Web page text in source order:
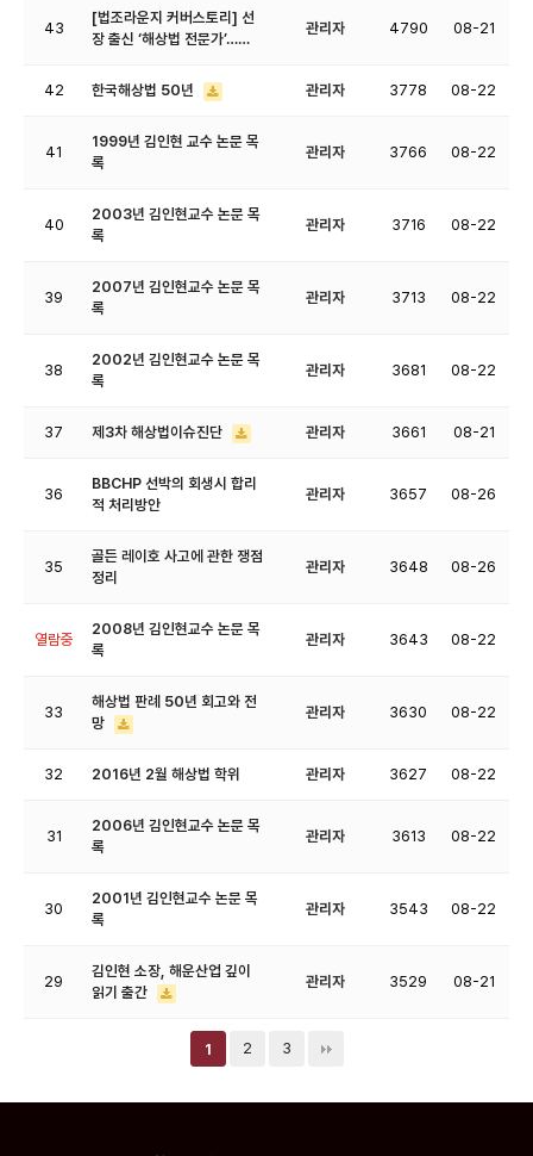
43
[법조라운지 커버스토리] 선
장 출신 ‘해상법 전문가’……
관리자 4790 08-21
42 한국해상법 50년 관리자 3778 08-22
41
1999년 김인현 교수 논문 목
록
관리자 3766 08-22
40
2003년 김인현교수 논문 목
록
관리자 3716 08-22
39
2007년 김인현교수 논문 목
록
관리자 3713 08-22
38
2002년 김인현교수 논문 목
록
관리자 3681 08-22
37 제3차 해상법이슈진단 관리자 3661 08-21
36
BBCHP 선박의 회생시 합리
적 처리방안
관리자 3657 08-26
35
골든 레이호 사고에 관한 쟁점
정리
관리자 3648 08-26
열람중
2008년 김인현교수 논문 목
록
관리자 3643 08-22
33
해상법 판례 50년 회고와 전
망
관리자 3630 08-22
32 2016년 2월 해상법 학위 관리자 3627 08-22
31
2006년 김인현교수 논문 목
록
관리자 3613 08-22
30
2001년 김인현교수 논문 목
록
관리자 3543 08-22
29
김인현 소장, 해운산업 깊이
읽기 출간
관리자 3529 08-21
1 2 3